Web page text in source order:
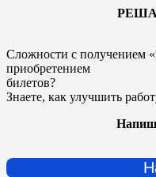
Сложности с получением
приобретением
билетов?
Знаете, как улучшить